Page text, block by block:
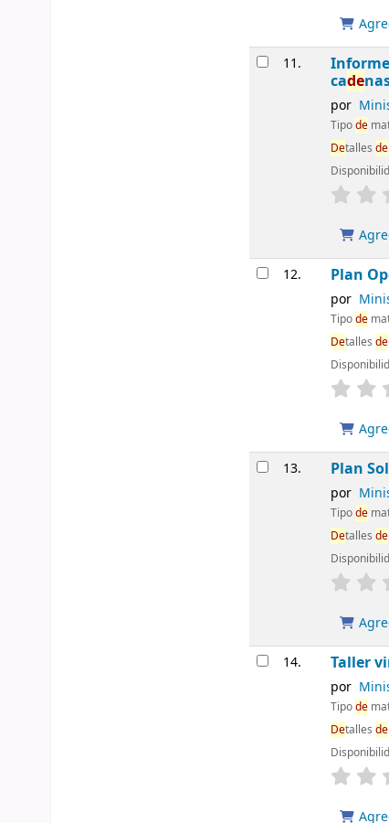
11.
cade
por
Tipode
Detallesde
12. Plan
por
Tipode
Detallesde
13. Plan
por
Tipode
Detallesde
14. Taller
por
Tipode
Detallesde